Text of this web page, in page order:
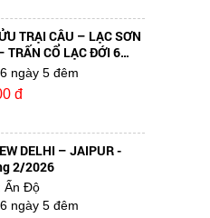
TRẠI CÂU – LẠC SƠN
TRẤN CỔ LẠC ĐỚI 6
NĂM 2025
6 ngày 5 đêm
đ
DELHI – JAIPUR -
2/2026
Ấn Độ
6 ngày 5 đêm